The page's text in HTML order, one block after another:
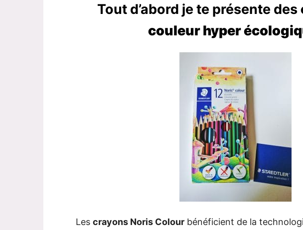
Tout d’abord je te présente des
couleur hyper
Les crayons Noris Colour bénéficient de la